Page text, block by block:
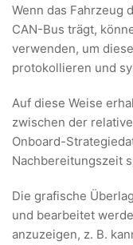
Wenn das Fahrzeug
CAN-Bus trägt,
verwenden, um
protokollieren und
Auf diese Weise
zwischen der
Onboard-
Nachbereitungszeit
Die grafische
und bearbeitet
anzuzeigen, z. B.